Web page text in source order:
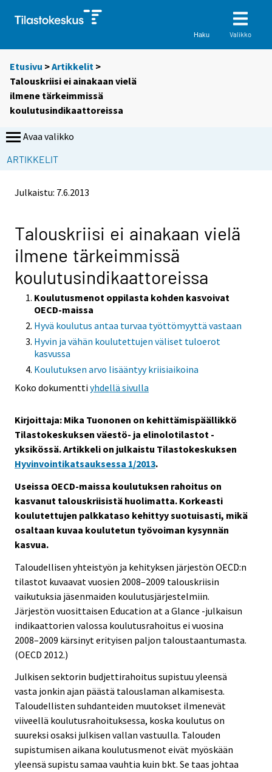
Haku Valikko
Etusivu >Artikkelit >
Talouskriisi ei ainakaan vielä
ilmene tärkeimmissä
koulutusindikaattoreissa
Avaa valikko
ARTIKKELIT
Julkaistu: 7.6.2013
Talouskriisi ei ainakaan vielä
ilmene tärkeimmissä
koulutusindikaattoreissa
Koulutusmenot oppilasta kohden kasvoivat
OECD-maissa
Hyvä koulutus antaa turvaa työttömyyttä vastaan
Hyvin ja vähän koulutettujen väliset tuloerot
kasvussa
Koulutuksen arvo lisääntyy kriisiaikoina
Koko dokumenttiyhdellä sivulla
Kirjoittaja: Mika Tuononen on kehittämispäällikkö
Tilastokeskuksen väestö- ja elinolotilastot -
yksikössä. Artikkeli on julkaistu Tilastokeskuksen
Hyvinvointikatsauksessa 1/2013.
Useissa OECD-maissa koulutuksen rahoitus on
kasvanut talouskriisistä huolimatta. Korkeasti
koulutettujen palkkataso kehittyy suotuisasti, mikä
osaltaan kuvaa koulutetun työvoiman kysynnän
kasvua.
Taloudellisen yhteistyön ja kehityksen järjestön OECD:n
tilastot kuvaavat vuosien 2008–2009 talouskriisin
vaikutuksia jäsenmaiden koulutusjärjestelmiin.
Järjestön vuosittaisen Education at a Glance -julkaisun
indikaattorien valossa koulutusrahoitus ei vuosina
2008–2009 kärsinyt erityisen paljon taloustaantumasta.
(OECD 2012.)
Julkisen sektorin budjettirahoitus supistuu yleensä
vasta jonkin ajan päästä talouslaman alkamisesta.
Taloudellisten suhdanteiden muutokset ilmenevät
viiveellä koulutusrahoituksessa, koska koulutus on
suureksi osaksi julkisen vallan vastuulla. Talouden
supistumisen aikana koulutusmenot eivät myöskään
yleensä supistu samaa vauhtia kuin bkt. Se taas johtaa